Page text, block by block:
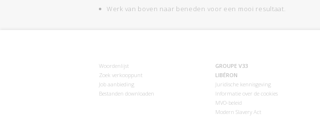
Werk van boven naar beneden voor een mooi resultaat.
Woordenlijst
Zoek verkooppunt
Job aanbieding
Bestanden downloaden
GROUPE V33
LIBÉRON
Juridische kennisgeving
Informatie over de cookies
MVO-beleid
Modern Slavery Act